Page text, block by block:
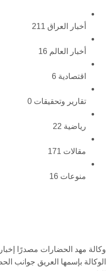
أخبار العراق 211
أخبار العالم 16
اقتصادية 6
تقارير وتحقيقات 0
رياضية 22
مقالات 171
منوعات 16
وكالة مهد الحضارات مصدرًا
الوكالة بإسمها العريق جوانب